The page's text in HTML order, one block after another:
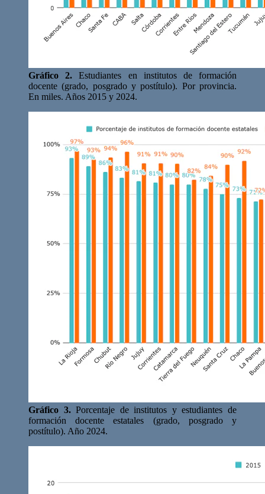
Gráfico 2.Estudiantes en institutos de formación
docente (grado, posgrado y postítulo). Por provincia.
En miles. Años 2015 y 2024.
Gráfico 3.Porcentaje de institutos y estudiantes de
formación docente estatales (grado, posgrado y
postítulo). Año 2024.